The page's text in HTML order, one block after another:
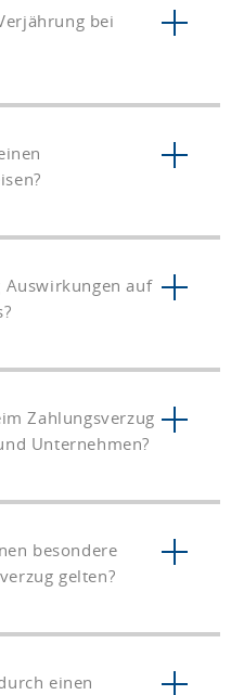
bei
Auswirkungen auf
Zahlungsverzug
Unternehmen?
besondere
gelten?
einen